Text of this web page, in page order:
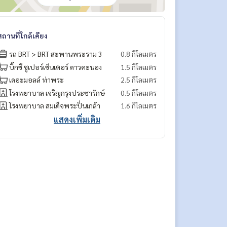
ถานที่ใกล้เคียง
รถ BRT > BRT สะพานพระราม 3
0.8 กิโลเมตร
บิ๊กซี ซูเปอร์เซ็นเตอร์ ดาวคะนอง
1.5 กิโลเมตร
เดอะมอลล์ ท่าพระ
2.5 กิโลเมตร
โรงพยาบาล เจริญกรุงประชารักษ์
0.5 กิโลเมตร
โรงพยาบาล สมเด็จพระปิ่นเกล้า
1.6 กิโลเมตร
แสดงเพิ่มเติม